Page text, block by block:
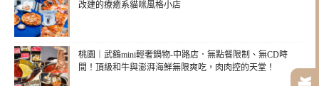
改建的療癒系貓咪風格小店
桃園｜武鶴mini輕奢鍋物-中路店．無點餐限制、無CD時
間！頂級和牛與澎湃海鮮無限爽吃，肉肉控的天堂！